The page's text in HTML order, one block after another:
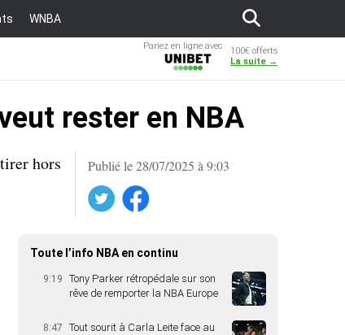
WNBA
Pariez en ligne avec
100€ offerts
La suite →
rester en NBA
Publié le 28/07/2025 à 9:03
Facebook
hors
Toute l’info NBA en continu
9:19
Tony Parker rétropédale sur son
rêve de remporter la NBA Europe
8:47
Tout sourit à Carla Leite face au